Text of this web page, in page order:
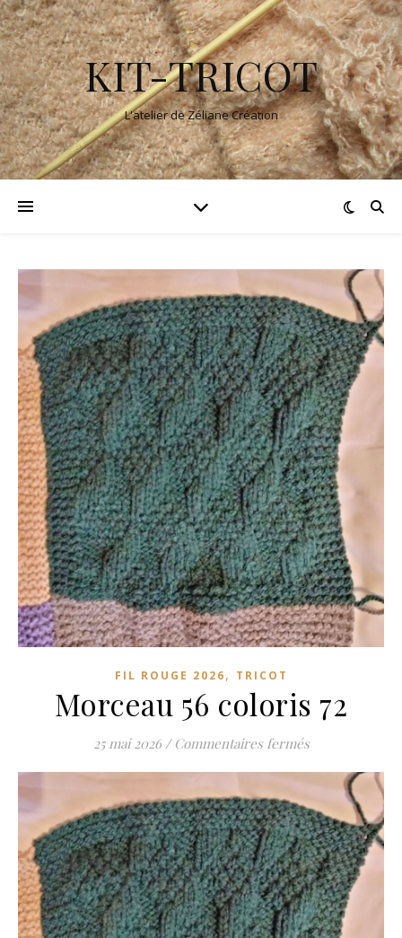
KIT-TRICOT
L'atelier de Zéliane Création
FIL ROUGE 2026, TRICOT
Morceau 56 coloris 72
25 mai 2026 / Commentaires ferméssur Morceau